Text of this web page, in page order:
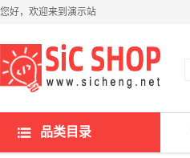
您好，欢迎来到演示站
品类目录